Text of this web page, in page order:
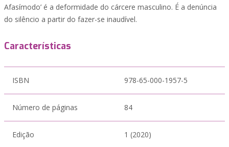
Afasímodo’ é a deformidade do cárcere masculino. É a denúncia
do silêncio a partir do fazer-se inaudível.
Características
ISBN 978-65-000-1957-5
Número de páginas 84
Edição 1 (2020)